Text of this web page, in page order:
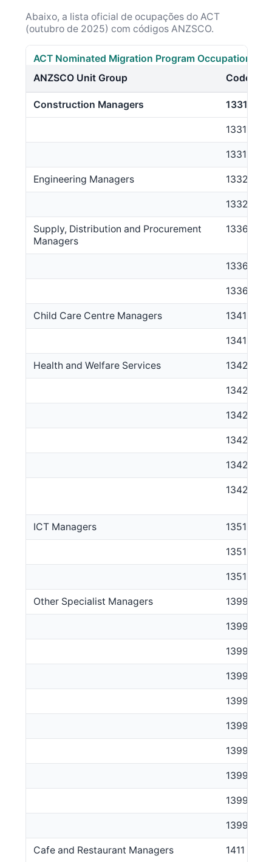
Abaixo, a lista oficial de ocupações do ACT
(outubro de 2025) com códigos ANZSCO.
ACT Nominated Migration Program Occupation
ANZSCO Unit Group
Code
Construction Managers 1331
133111
133112
Engineering Managers 1332
133211
Supply, Distribution and Procurement
Managers
1336
133611
133612
Child Care Centre Managers 1341
134111
Health and Welfare Services 1342
134211
134212
134213
134214
134299
ICT Managers 1351
135112
135199
Other Specialist Managers 1399
139911
139912
139913
139914
139915
139913
139914
139915
139999
Cafe and Restaurant Managers 1411